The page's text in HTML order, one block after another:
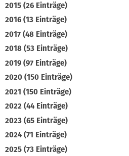
2015 (26 Einträge)
2016 (13 Einträge)
2017 (48 Einträge)
2018 (53 Einträge)
2019 (97 Einträge)
2020 (150 Einträge)
2021 (150 Einträge)
2022 (44 Einträge)
2023 (65 Einträge)
2024 (71 Einträge)
2025 (73 Einträge)